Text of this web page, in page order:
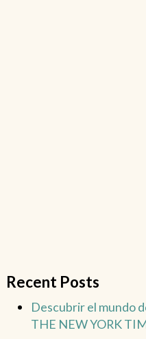
Recent Posts
Descubrir el mundo
THE NEW YORK